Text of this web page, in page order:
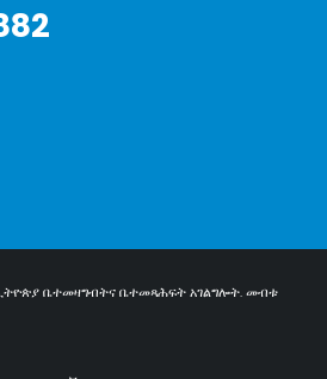
ቤተመዛግብትና ቤተመጻሕፍት አገልግሎት. መብቱ